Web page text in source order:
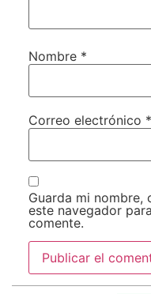
Nombre *
Correo electrónico *
Guarda mi
este navegador
comente.